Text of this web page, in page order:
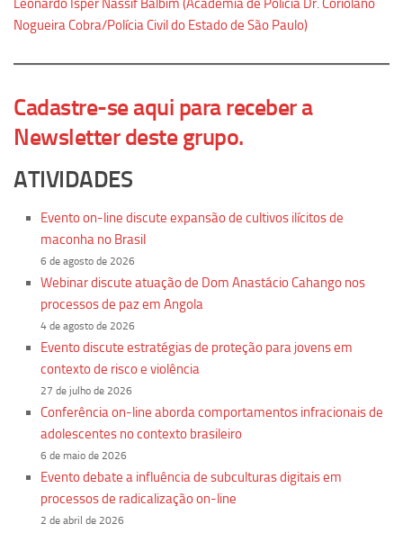
Ciência com Pipoca
União Pró-Vacina
USP Analisa
Publicações
Documentos
Relatórios
Revista Estudos Avançados
Espaço Cultural
Contato
Newsletter
Leonardo Isper Nassif Balbim (Academia de Polícia Dr. Coriolano
Nogueira Cobra/Polícia Civil do Estado de São Paulo)
Cadastre-se aqui para receber a
Newsletter deste grupo.
ATIVIDADES
Evento on-line discute expansão de cultivos ilícitos de
maconha no Brasil
6 de agosto de 2026
Webinar discute atuação de Dom Anastácio Cahango nos
processos de paz em Angola
4 de agosto de 2026
Evento discute estratégias de proteção para jovens em
contexto de risco e violência
27 de julho de 2026
Conferência on-line aborda comportamentos infracionais de
adolescentes no contexto brasileiro
6 de maio de 2026
Evento debate a influência de subculturas digitais em
processos de radicalização on-line
2 de abril de 2026